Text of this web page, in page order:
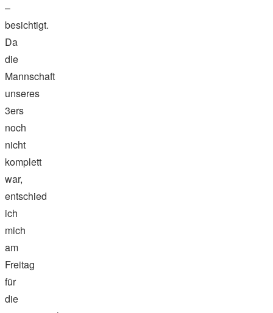
–
besichtigt.
Da
die
Mannschaft
unseres
3ers
noch
nicht
komplett
war,
entschied
ich
mich
am
Freitag
für
die